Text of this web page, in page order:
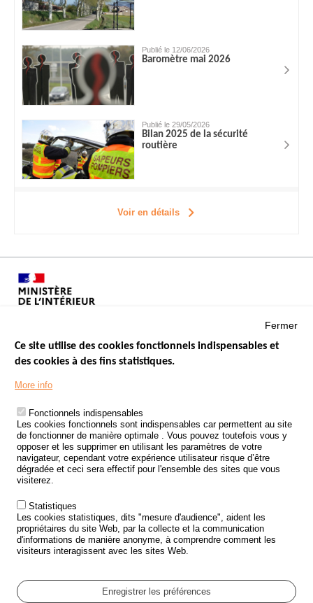
Publié le 12/06/2026
Baromètre mai 2026
Publié le 29/05/2026
Bilan 2025 de la sécurité
routière
Voir en détails
Menu
Footer
LES SITES PUBLICS
ÉTAT DE L’INSÉCURITÉ ROUTIÈRE
TRAITEMENT DES DONNÉES PERSONNELLES DES ACCIDENTS DE
LA ROUTE
ETUDES ET RECHERCHES
APPEL À PROJETS
POLITIQUE DE SÉCURITÉ ROUTIÈRE
Outils
AGENDA
GLOSSAIRE
Fermer
Ce site utilise des cookies fonctionnels indispensables et
des cookies à des fins statistiques.
More info
Fonctionnels indispensables
Les cookies fonctionnels sont indispensables car permettent au site
de fonctionner de manière optimale . Vous pouvez toutefois vous y
opposer et les supprimer en utilisant les paramètres de votre
navigateur, cependant votre expérience utilisateur risque d’être
dégradée et ceci sera effectif pour l'ensemble des sites que vous
visiterez.
Statistiques
Les cookies statistiques, dits "mesure d'audience", aident les
propriétaires du site Web, par la collecte et la communication
d'informations de manière anonyme, à comprendre comment les
visiteurs interagissent avec les sites Web.
Enregistrer les préférences